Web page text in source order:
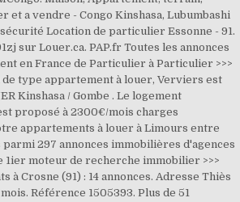
et a vendre - Congo Kinshasa, Lubumbashi
Location de particulier Essonne - 91.
sur Louer.ca. PAP.fr Toutes les annonces
en France de Particulier à Particulier >>>
de type appartement à louer, Verviers est
Kinshasa / Gombe . Le logement
proposé à 2300€/mois charges
appartements à louer à Limours entre
297 annonces immobilières d'agences
moteur de recherche immobilier >>>
à Crosne (91) : 14 annonces. Adresse Thiès
Référence 1505393. Plus de 51